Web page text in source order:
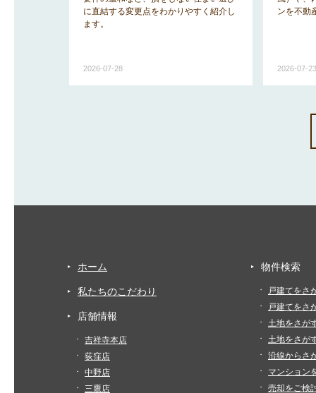
に直結する変更点をわかりやすく紹介し
ます。
2026-07-28
ンを不動
2026-07-23
ホーム
私たちのこだわり
店舗情報
吉祥寺本店
荻窪店
中野店
三鷹店
物件検索
戸建てをさ
戸建てをさ
土地をさが
土地をさが
沿線からさ
マンション
売却をご検